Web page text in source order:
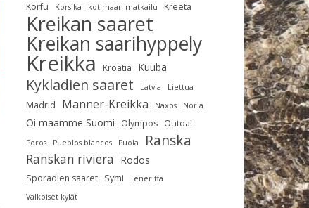
Korfu Korsika kotimaan matkailu Kreeta
Kreikan saaret
Kreikan saarihyppely
Kreikka Kroatia Kuuba
Kykladien saaret Latvia Liettua
Madrid Manner-Kreikka Naxos Norja
Oi maamme Suomi Olympos Outoa!
Poros Pueblos blancos Puola Ranska
Ranskan riviera Rodos
Sporadien saaret Symi
Teneriffa
Valkoiset kylät